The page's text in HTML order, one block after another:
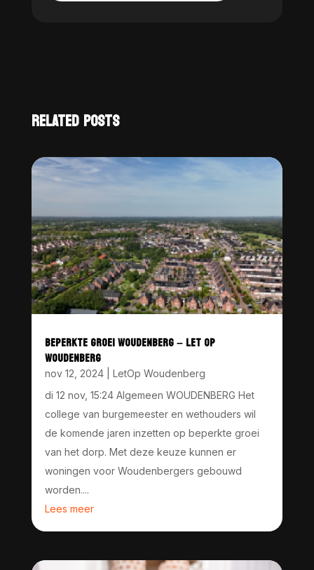
RELATED POSTS
BEPERKTE GROEI WOUDENBERG – LET OP
WOUDENBERG
nov 12, 2024| LetOp Woudenberg
di 12 nov, 15:24 Algemeen WOUDENBERG Het
college van burgemeester en wethouders wil
de komende jaren inzetten op beperkte groei
van het dorp. Met deze keuze kunnen er
woningen voor Woudenbergers gebouwd
worden....
Lees meer